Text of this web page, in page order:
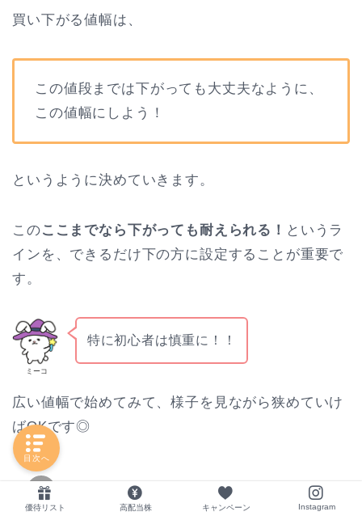
買い下がる値幅は、
この値段までは下がっても大丈夫なように、
この値幅にしよう！
というように決めていきます。
このここまでなら下がっても耐えられる！ というラ
インを、できるだけ下の方に設定することが重要で
す。
ミーコ
特に初心者は慎重に！！
広い値幅で始めてみて、様子を見ながら狭めていけ
ばOKです◎
優待リスト 高配当株 キャンペーン Instagram
目次へ